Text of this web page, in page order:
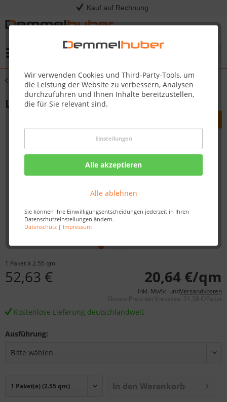
Kauf auf Rechnung
Wir verwenden Cookies und Third-Party-Tools, um
die Leistung der Website zu verbessern, Analysen
durchzuführen und Ihnen Inhalte bereitzustellen,
die für Sie relevant sind.
Einstellungen
Alle akzeptieren
Alle ablehnen
Sie können Ihre Einwilligungsentscheidungen jederzeit in Ihren
Datenschutzeinstellungen ändern.
Datenschutz| Impressum
Übersicht Laminat
Laminat LC 75 Eiche markant pure 6273
1 Paket á 2.55 qm
52,63 € 20,64 €/qm
inkl. MwSt. undVersandkosten
Skonto-Preis bei Vorkasse: 51,58 €/Paket
Kostenlose Lieferung deutschlandweit
Ausführung:
In den Warenkorb